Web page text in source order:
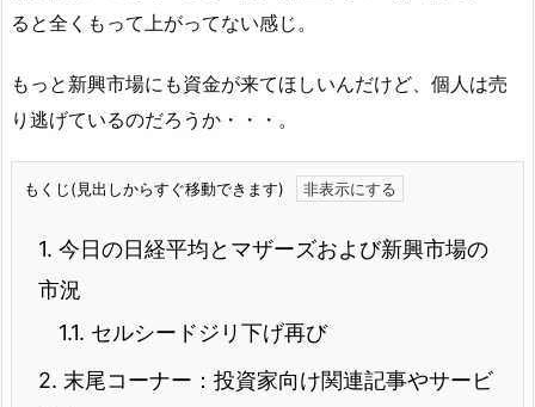
ると全くもって上がってない感じ。
もっと新興市場にも資金が来てほしいんだけど、個人は売
り逃げているのだろうか・・・。
もくじ(見出しからすぐ移動できます)
1. 今日の日経平均とマザーズおよび新興市場の
市況
1.1. セルシードジリ下げ再び
2. 末尾コーナー：投資家向け関連記事やサービ